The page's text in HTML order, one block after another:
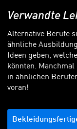
Verwandte
Alternative Berufe
ähnliche
Ideen geben,
könnten.
in ähnlichen
voran!